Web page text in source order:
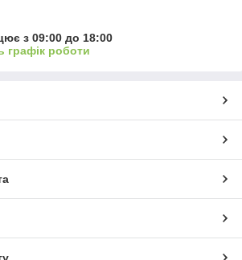
з 09:00 до 18:00
графік роботи